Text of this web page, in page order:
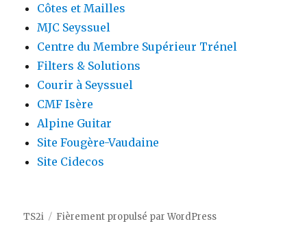
Côtes et Mailles
MJC Seyssuel
Centre du Membre Supérieur Trénel
Filters & Solutions
Courir à Seyssuel
CMF Isère
Alpine Guitar
Site Fougère-Vaudaine
Site Cidecos
TS2i Fièrement propulsé par WordPress